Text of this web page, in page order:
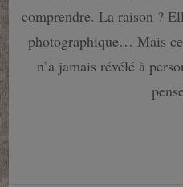
comprendre. La raison ?
photographique… Mais ce
n’a jamais révélé à